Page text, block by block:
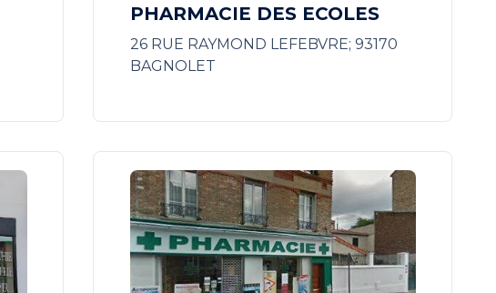
PHARMACIE DES ECOLES
26 RUE RAYMOND LEFEBVRE; 93170
BAGNOLET